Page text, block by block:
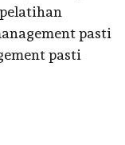
pelatihan
pasti
pasti